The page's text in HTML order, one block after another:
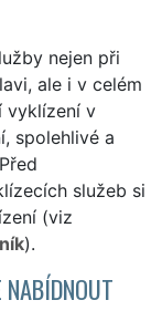
nejen při
ale i v celém
vyklízení v
spolehlivé a
služeb si
(viz
).